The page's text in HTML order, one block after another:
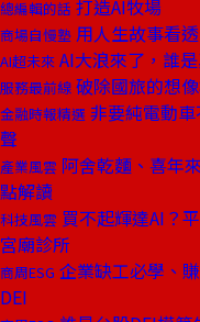
總編輯的話 打造AI牧場
商場自慢塾 用人生故事看
AI超未來 AI大浪來了，誰
服務最前線 破除國旅的想
金融時報精選 非要純電動
聲
產業風雲 阿舍乾麵、喜年
點解讀
科技風雲 買不起輝達AI？
宮廟診所
商周ESG 企業缺工必學、
DEI